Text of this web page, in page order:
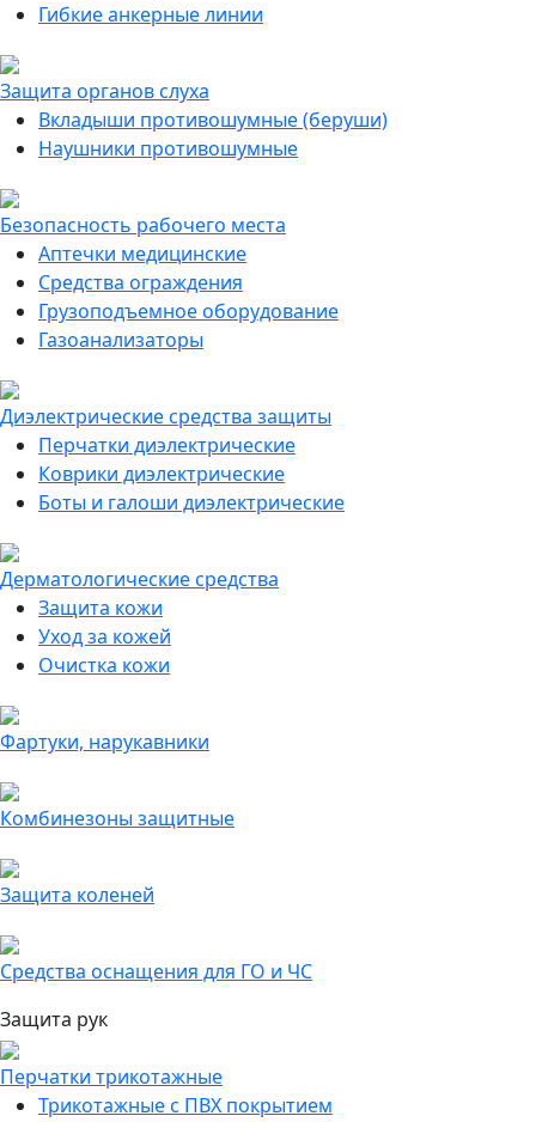
Гибкие анкерные линии
Защита органов слуха
Вкладыши противошумные (беруши)
Наушники противошумные
Безопасность рабочего места
Аптечки медицинские
Средства ограждения
Грузоподъемное оборудование
Газоанализаторы
Диэлектрические средства защиты
Перчатки диэлектрические
Коврики диэлектрические
Боты и галоши диэлектрические
Дерматологические средства
Защита кожи
Уход за кожей
Очистка кожи
Фартуки, нарукавники
Комбинезоны защитные
Защита коленей
Средства оснащения для ГО и ЧС
Защита рук
Перчатки трикотажные
Трикотажные с ПВХ покрытием